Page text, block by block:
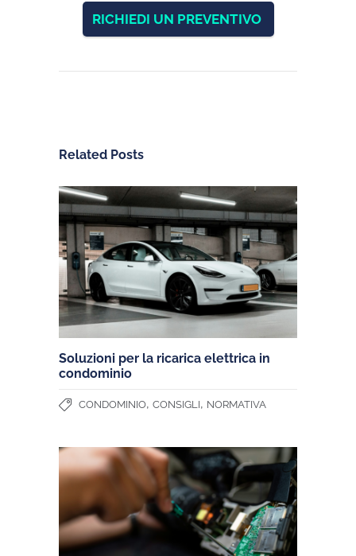
RICHIEDI UN PREVENTIVO
Related Posts
Soluzioni per la ricarica elettrica in
condominio
CONDOMINIO, CONSIGLI, NORMATIVA